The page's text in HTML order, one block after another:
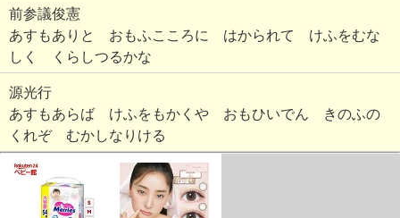
前参議俊憲
あすもありと おもふこころに はかられて けふをむな
しく くらしつるかな
源光行
あすもあらば けふをもかくや おもひいでん きのふの
くれぞ むかしなりける